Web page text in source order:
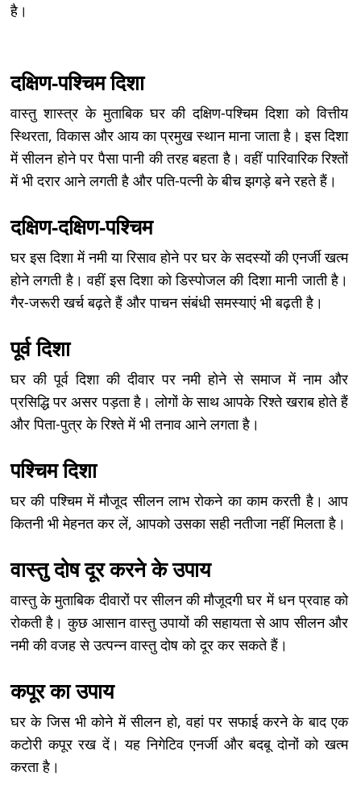
है।
दक्षिण-पश्चिम दिशा
वास्तु शास्त्र के मुताबिक घर की दक्षिण-पश्चिम दिशा को वित्तीय
स्थिरता, विकास और आय का प्रमुख स्थान माना जाता है। इस दिशा
में सीलन होने पर पैसा पानी की तरह बहता है। वहीं पारिवारिक रिश्तों
में भी दरार आने लगती है और पति-पत्नी के बीच झगड़े बने रहते हैं।
दक्षिण-दक्षिण-पश्चिम
घर इस दिशा में नमी या रिसाव होने पर घर के सदस्यों की एनर्जी खत्म
होने लगती है। वहीं इस दिशा को डिस्पोजल की दिशा मानी जाती है।
गैर-जरूरी खर्च बढ़ते हैं और पाचन संबंधी समस्याएं भी बढ़ती है।
पूर्व दिशा
घर की पूर्व दिशा की दीवार पर नमी होने से समाज में नाम और
प्रसिद्धि पर असर पड़ता है। लोगों के साथ आपके रिश्ते खराब होते हैं
और पिता-पुत्र के रिश्ते में भी तनाव आने लगता है।
पश्चिम दिशा
घर की पश्चिम में मौजूद सीलन लाभ रोकने का काम करती है। आप
कितनी भी मेहनत कर लें, आपको उसका सही नतीजा नहीं मिलता है।
वास्तु दोष दूर करने के उपाय
वास्तु के मुताबिक दीवारों पर सीलन की मौजूदगी घर में धन प्रवाह को
रोकती है। कुछ आसान वास्तु उपायों की सहायता से आप सीलन और
नमी की वजह से उत्पन्न वास्तु दोष को दूर कर सकते हैं।
कपूर का उपाय
घर के जिस भी कोने में सीलन हो, वहां पर सफाई करने के बाद एक
कटोरी कपूर रख दें। यह निगेटिव एनर्जी और बदबू दोनों को खत्म
करता है।